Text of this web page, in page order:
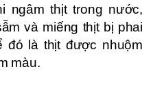
ngâm thịt trong nước,
và miếng thịt bị phai
đó là thịt được nhuộm
màu.